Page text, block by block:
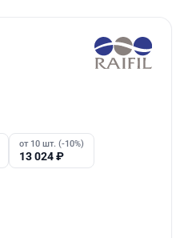
от 10 шт. (-10%)
13 024₽